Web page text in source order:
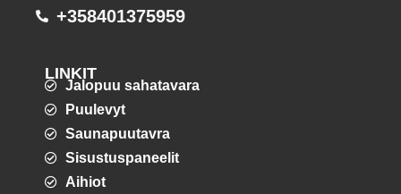
+358401375959
LINKIT
Jalopuu sahatavara
Puulevyt
Saunapuutavra
Sisustuspaneelit
Aihiot